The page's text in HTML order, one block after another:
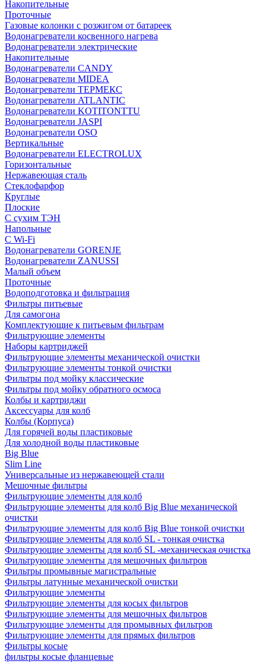
Накопительные
Проточные
Газовые колонки с розжигом от батареек
Водонагреватели косвенного нагрева
Водонагреватели электрические
Накопительные
Водонагреватели CANDY
Водонагреватели MIDEA
Водонагреватели ТЕРМЕКС
Водонагреватели ATLANTIC
Водонагреватели KOTITONTTU
Водонагреватели JASPI
Водонагреватели OSO
Вертикальные
Водонагреватели ELECTROLUX
Горизонтальные
Нержавеющая сталь
Стеклофарфор
Круглые
Плоские
С сухим ТЭН
Напольные
С Wi-Fi
Водонагреватели GORENJE
Водонагреватели ZANUSSI
Малый объем
Проточные
Водоподготовка и фильтрация
Фильтры питьевые
Для самогона
Комплектующие к питьевым фильтрам
Фильтрующие элементы
Наборы картриджей
Фильтрующие элементы механической очистки
Фильтрующие элементы тонкой очистки
Фильтры под мойку классические
Фильтры под мойку обратного осмоса
Колбы и картриджи
Аксессуары для колб
Колбы (Корпуса)
Для горячей воды пластиковые
Для холодной воды пластиковые
Big Blue
Slim Line
Универсальные из нержавеющей стали
Мешочные фильтры
Фильтрующие элементы для колб
Фильтрующие элементы для колб Big Blue механической
очистки
Фильтрующие элементы для колб Big Blue тонкой очистки
Фильтрующие элементы для колб SL - тонкая очистка
Фильтрующие элементы для колб SL -механическая очистка
Фильтрующие элементы для мешочных фильтров
Фильтры промывные магистральные
Фильтры латунные механической очистки
Фильтрующие элементы
Фильтрующие элементы для косых фильтров
Фильтрующие элементы для мешочных фильтров
Фильтрующие элементы для промывных фильтров
Фильтрующие элементы для прямых фильтров
Фильтры косые
фильтры косые фланцевые